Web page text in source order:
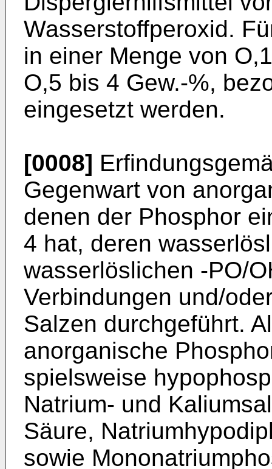
Wasserstoffperoxid.
in einer Menge von
O,5 bis 4 Gew.-%,
eingesetzt werden.
[0008]
Gegenwart von
denen der Phosphor
4 hat, deren
wasserlöslichen -PO/
Verbindungen und/
Salzen durchge­führt.
anorganische
spielsweise
Natrium- und
Säure,
sowie